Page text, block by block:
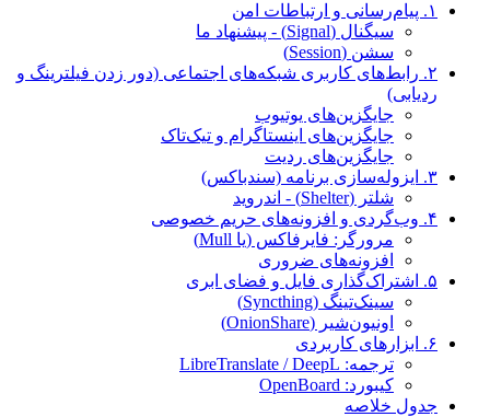
۱. پیام‌رسانی و ارتباطات امن
سیگنال (Signal) - پیشنهاد ما
سشن (Session)
۲. رابط‌های کاربری شبکه‌های اجتماعی (دور زدن فیلترینگ و
ردیابی)
جایگزین‌های یوتیوب
جایگزین‌های اینستاگرام و تیک‌تاک
جایگزین‌های ردیت
۳. ایزوله‌سازی برنامه (سندباکس)
شلتر (Shelter) - اندروید
۴. وب‌گردی و افزونه‌های حریم خصوصی
مرورگر: فایرفاکس (یا Mull)
افزونه‌های ضروری
۵. اشتراک‌گذاری فایل و فضای ابری
سینک‌تینگ (Syncthing)
اونیون‌شیر (OnionShare)
۶. ابزارهای کاربردی
ترجمه: LibreTranslate / DeepL
کیبورد: OpenBoard
جدول خلاصه